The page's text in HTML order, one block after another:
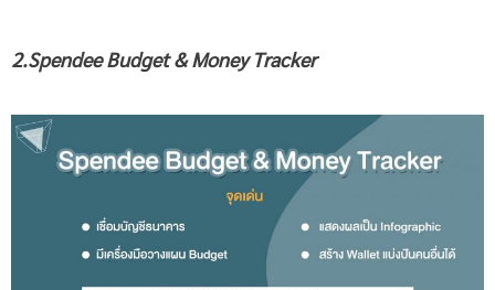
2.Spendee Budget & Money Tracker